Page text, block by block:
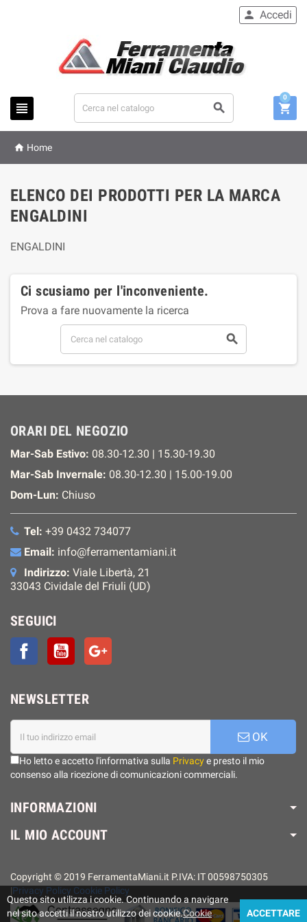
 
 Accedi

0
 Home
ELENCO DEI PRODOTTI PER LA MARCA
ENGALDINI
ENGALDINI
Ci scusiamo per l'inconveniente.
Prova a fare nuovamente la ricerca

ORARI DEL NEGOZIO
Mar-Sab Estivo: 08.30-12.30 | 15.30-19.30
Mar-Sab Invernale: 08.30-12.30 | 15.00-19.00
Dom-Lun: Chiuso
Tel: +39 0432 734077
Email: info@ferramentamiani.it
Indirizzo: Viale Libertà, 21
33043 Cividale del Friuli (UD)
SEGUICI
FacebookYouTube
NEWSLETTER
OK
Ho letto e accetto l'informativa sulla Privacye presto il mio
consenso alla ricezione di comunicazioni commerciali.
INFORMAZIONI
IL MIO ACCOUNT
Copyright © 2019 FerramentaMiani.it P.IVA: IT 00598750305
|Privacy Policy Cookie Policy
Questo sito utilizza i cookie. Continuando a navigare
nel sito accetti il ​​nostro utilizzo dei cookie.Cookie
ACCETTARE